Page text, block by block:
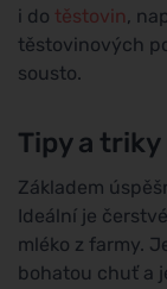
i do těstovin,
těstovinových
sousto.
Tipy a
Základem
Ideální je
mléko z farmy.
bohatou chuť a